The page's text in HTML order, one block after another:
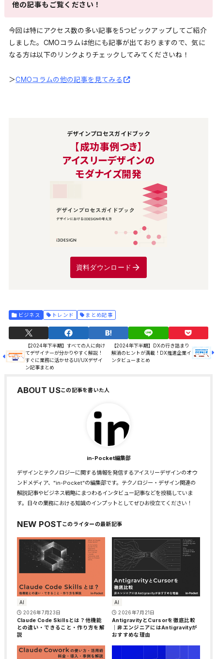
他の記事もご覧ください！
今回は特にアクセス数の多い記事を5つピックアップしてご紹介
しました。CMOコラムは他にも記事が出ておりますので、気に
なる方は以下のリンクよりチェックしてみてくださいね！
＞CMOコラムの他の記事を見てみる
デザインプロセスガイドブック
【成功事例つき】
アイスリーデザインの
モダナイズ開発
資料ダウンロード
ビジネス トレンド まとめ記事
【2024年下半期】すべての人に向け
てデザイナーが分かりやすく解説！
すぐに業務に活かせるUI/UXデザイ
ン記事まとめ
【2024年下半期】DXの行き詰まり
解消のヒントが満載！DX推進企業イ
ンタビューまとめ
ABOUT US
in-Pocket編集部
デザインとテクノロジーに関する情報を発信するアイスリーデザインのオウ
ンドメディア、"in-Pocket"の編集部です。テクノロジー・デザイン関連の
解説記事やビジネス戦略にまつわるインタビュー記事などを投稿していま
す。日々の業務における知識のインプットとしてぜひお役立てください！
NEW POST
AI
2026年7月23日
Claude Code Skillsとは？他機能
との違い・できること・作り方を解
説
AI
2026年7月21日
AntigravityとCursorを徹底比較
｜非エンジニアにはAntigravityが
おすすめな理由